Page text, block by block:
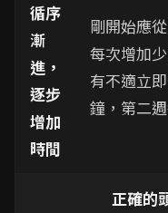
循序
漸
進，
逐步
增加
時間
剛開始應
每次增加
有不適立
鐘，第二
正確的